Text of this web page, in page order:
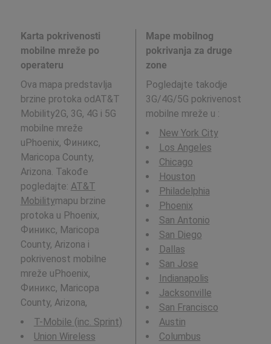
Karta pokrivenosti
mobilne mreže po
operateru
Ova mapa predstavlja
brzine protoka odAT&T
Mobility2G, 3G, 4G i 5G
mobilne mreže
uPhoenix, Финикс,
Maricopa County,
Arizona. Takođe
pogledajte: AT&T
Mobilitymapu brzine
protoka u Phoenix,
Финикс, Maricopa
County, Arizona i
pokrivenost mobilne
mreže uPhoenix,
Финикс, Maricopa
County, Arizona,
T-Mobile (inc. Sprint)
Union Wireless
Mape mobilnog
pokrivanja za druge
zone
Pogledajte takodje
3G/4G/5G pokrivenost
mobilne mreže u :
New York City
Los Angeles
Chicago
Houston
Philadelphia
Phoenix
San Antonio
San Diego
Dallas
San Jose
Indianapolis
Jacksonville
San Francisco
Austin
Columbus